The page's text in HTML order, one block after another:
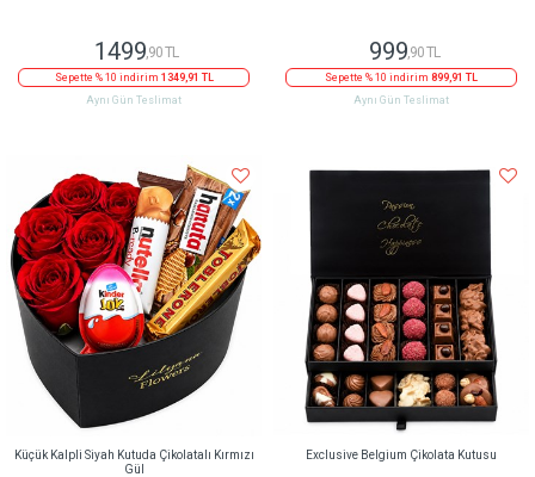
1499,90 TL
Sepette % 10 indirim 1349,91 TL
Aynı Gün Teslimat
999,90 TL
Sepette % 10 indirim 899,91 TL
Aynı Gün Teslimat
Küçük Kalpli Siyah Kutuda Çikolatalı Kırmızı
Gül
Exclusive Belgium Çikolata Kutusu